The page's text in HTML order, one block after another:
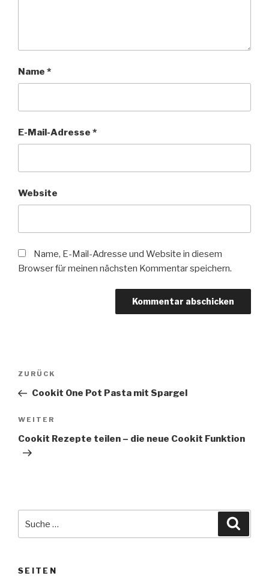
Name *
E-Mail-Adresse *
Website
Name, E-Mail-Adresse und Website in diesem
Browser für meinen nächsten Kommentar speichern.
Beitragsnavigation
Vorheriger
Beitrag
ZURÜCK
Cookit One Pot Pasta mit Spargel
Nächster
Beitrag
WEITER
Cookit Rezepte teilen – die neue Cookit Funktion
SEITEN